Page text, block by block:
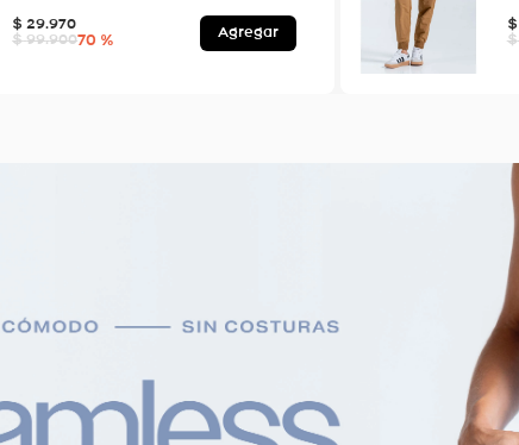
$ 29.970
$ 99.90070 % Agregar
$
$